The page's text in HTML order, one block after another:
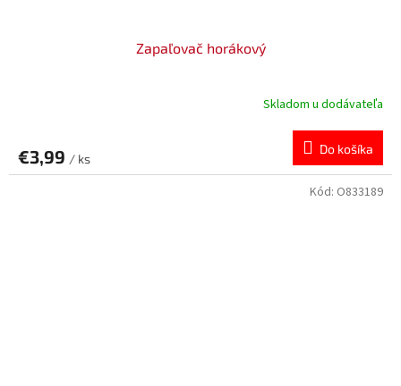
Zapaľovač horákový
Skladom u dodávateľa
€3,99 / ks
Do košíka
Kód: O833189